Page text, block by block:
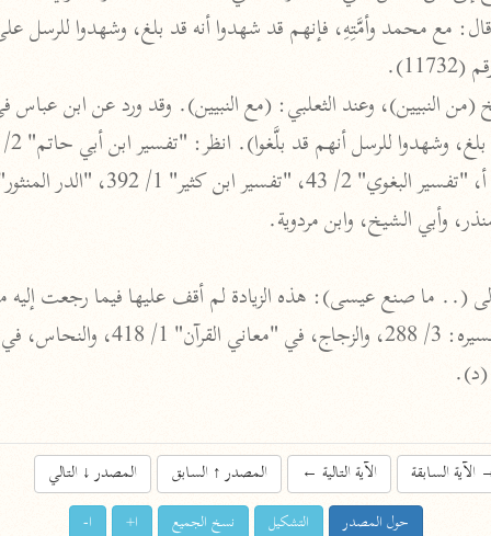
الشوكاني (١٢٥٠ هـ)
التسهيل لعلوم التنزيل
ابن جُزَيّ (٧٤١ هـ)
نحو ٣ مجلدات
روح المعاني
الآلوسي (١٢٧٠ هـ)
فخر الدين الرازي (٦٠٦ هـ)
نحو ٢٤ مجلدًا
وأبي الشيخ، وابن مردوية.
(.. ما صنع عيسى): هذه الزيادة لم أقف عليها فيما رجعت
القرآن" 1/ 407.
(د).
الآية السابقة الآية التالية ← المصدر↑السابق المصدر↓التالي
حول المصدر التشكيل نسخ الجميع ا+ ا-